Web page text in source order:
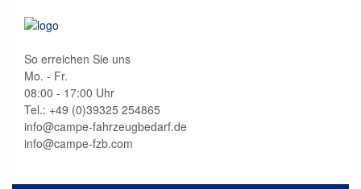
So erreichen Sie uns
Mo. - Fr.
08:00 - 17:00 Uhr
Tel.: +49 (0)39325 254865
info@campe-fahrzeugbedarf.de
info@campe-fzb.com